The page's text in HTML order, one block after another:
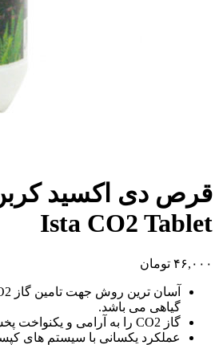
قرص دی اکسید
Ista CO2 Tablet
۴۶,۰۰۰ تومان
گیاهی می باشد.
گاز CO2 را به آرامی و یکنواخت پخش می کند.
عملکرد یکسانی با سیستم های